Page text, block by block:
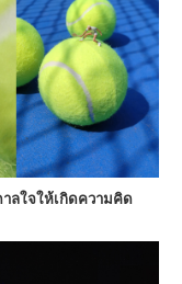
ลใจให้เกิดความคิด